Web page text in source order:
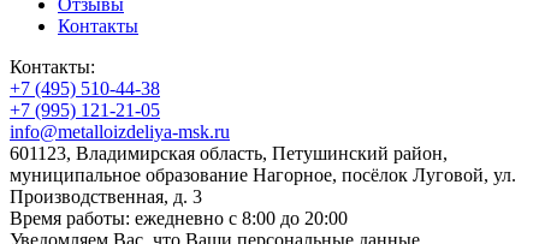
Контакты
Контакты:
+7 (495) 510-44-38
+7 (995) 121-21-05
info@metalloizdeliya-msk.ru
601123, Владимирская область, Петушинский район,
муниципальное образование Нагорное, посёлок Луговой, ул.
Производственная, д. 3
Время работы: ежедневно с 8:00 до 20:00
Уведомляем Вас, что Ваши персональные данные